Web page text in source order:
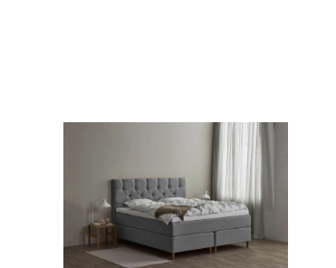
48 cm (utan ben och bäddmadrass)
Medium, Fast eller Medium/Fast